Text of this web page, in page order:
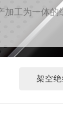
加工为一体的
架空